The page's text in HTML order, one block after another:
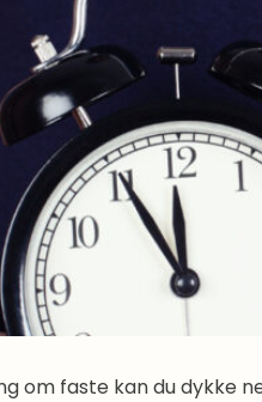
om faste kan du dykke